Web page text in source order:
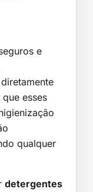
e
esses
qualquer
detergentes